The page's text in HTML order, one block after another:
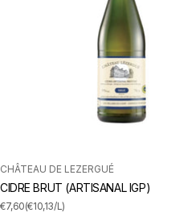
CHÂTEAU DE LEZERGUÉ
CIDRE BRUT (ARTISANAL IGP)
ANGEBOT
€7,60(€10,13/L)